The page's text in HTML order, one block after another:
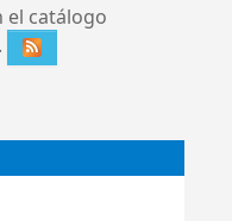
el catálogo